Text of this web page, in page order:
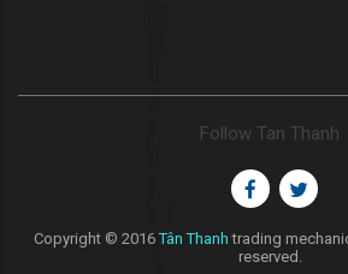
Follow Tan Thanh
Copyright © 2016Tân Thanh trading
reserved.